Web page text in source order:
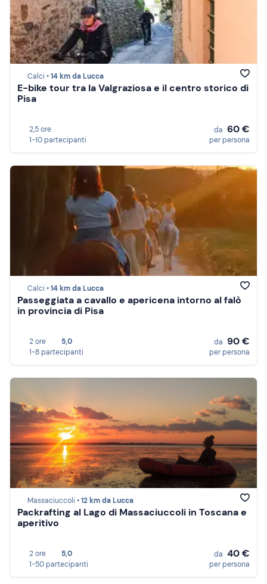
Calci •14 km da Lucca
E-bike tour tra la Valgraziosa e il centro storico di
Pisa
2,5 ore
1-10 partecipanti
da 60 €
per persona
Calci •14 km da Lucca
Passeggiata a cavallo e apericena intorno al falò
in provincia di Pisa
2 ore
5,0
1-8 partecipanti
da 90 €
per persona
Massaciuccoli •12 km da Lucca
Packrafting al Lago di Massaciuccoli in Toscana e
aperitivo
2 ore
5,0
1-50 partecipanti
da 40 €
per persona